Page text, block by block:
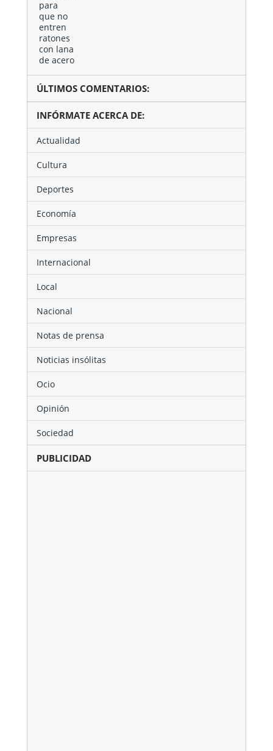
ÚLTIMOS COMENTARIOS:
INFÓRMATE ACERCA DE:
Actualidad
Cultura
Deportes
Economía
Empresas
Internacional
Local
Nacional
Notas de prensa
Noticias insólitas
Ocio
Opinión
Sociedad
PUBLICIDAD